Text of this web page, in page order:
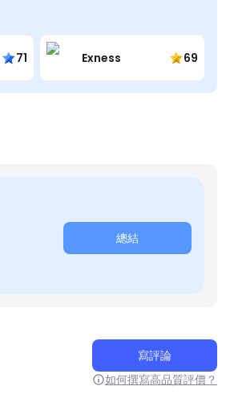
71 Exness 69
總結
寫評論
如何撰寫高品質評價？